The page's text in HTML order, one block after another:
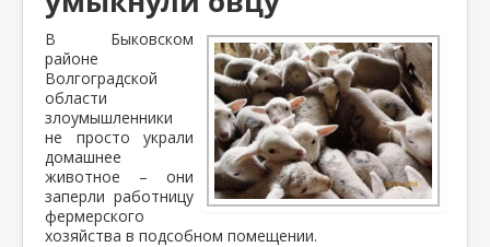
В Быковском
районе
Волгоградской
области
злоумышленники
не просто украли
домашнее
животное – они
заперли работницу
фермерского
хозяйства в подсобном помещении.